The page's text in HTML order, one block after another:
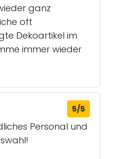
ganz
oft
Dekoartikel im
immer wieder
5/5
Personal und